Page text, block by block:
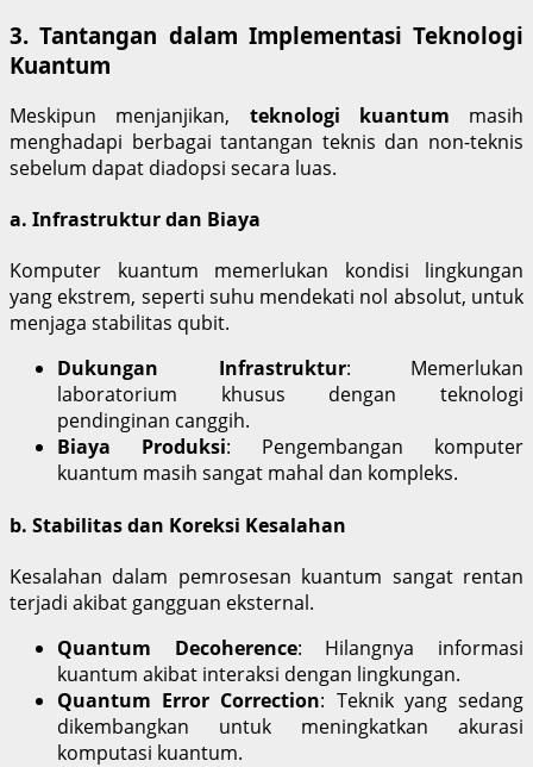
3. Tantangan dalam Implementasi Teknologi
Kuantum
Meskipun menjanjikan, teknologi kuantum masih
menghadapi berbagai tantangan teknis dan non-teknis
sebelum dapat diadopsi secara luas.
a. Infrastruktur dan Biaya
Komputer kuantum memerlukan kondisi lingkungan
yang ekstrem, seperti suhu mendekati nol absolut, untuk
menjaga stabilitas qubit.
Dukungan Infrastruktur: Memerlukan
laboratorium khusus dengan teknologi
pendinginan canggih.
Biaya Produksi: Pengembangan komputer
kuantum masih sangat mahal dan kompleks.
b. Stabilitas dan Koreksi Kesalahan
Kesalahan dalam pemrosesan kuantum sangat rentan
terjadi akibat gangguan eksternal.
Quantum Decoherence: Hilangnya informasi
kuantum akibat interaksi dengan lingkungan.
Quantum Error Correction: Teknik yang sedang
dikembangkan untuk meningkatkan akurasi
komputasi kuantum.